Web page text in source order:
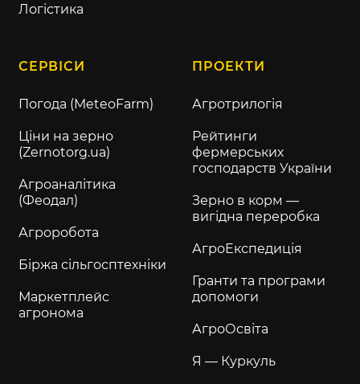
Логістика
СЕРВІСИ
Погода (MeteoFarm)
Ціни на зерно
(Zernotorg.ua)
Агроаналітика
(Феодал)
Агроробота
Біржа сільгосптехніки
Маркетплейс
агронома
ПРОЕКТИ
Агротрилогія
Рейтинги
фермерських
господарств України
Зерно в корм —
вигідна переробка
АгроЕкспедиція
Гранти та програми
допомоги
АгроОсвіта
Я — Куркуль